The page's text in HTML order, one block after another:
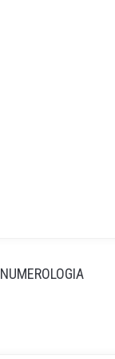
NUMEROLOGIA